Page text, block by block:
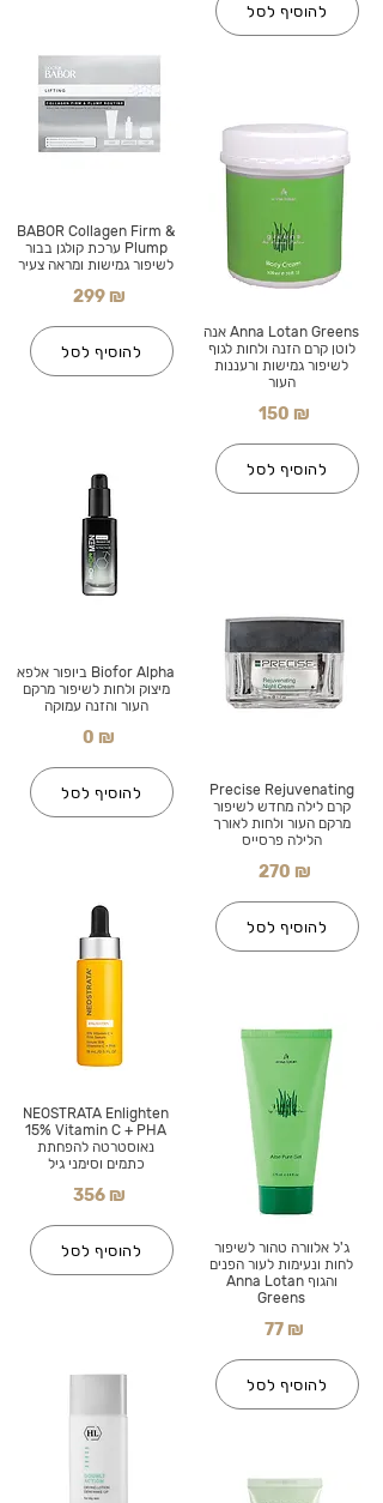
BABOR Collagen Firm &
Plump ערכת קולגן בבור
לשיפור גמישות ומראה צעיר
299 ₪
להוסיף לסל
Biofor Alpha ביופור אלפא
מיצוק ולחות לשיפור מרקם
העור והזנה עמוקה
0 ₪
להוסיף לסל
NEOSTRATA Enlighten
15% Vitamin C + PHA
נאוסטרטה להפחתת
כתמים וסימני גיל
356 ₪
להוסיף לסל
להוסיף לסל
Anna Lotan Greens אנה
לוטן קרם הזנה ולחות לגוף
לשיפור גמישות ורעננות
העור
150 ₪
להוסיף לסל
Precise Rejuvenating
קרם לילה מחדש לשיפור
מרקם העור ולחות לאורך
הלילה פרסייס
270 ₪
להוסיף לסל
ג'ל אלוורה טהור לשיפור
לחות ונעימות לעור הפנים
והגוף Anna Lotan
Greens
77 ₪
להוסיף לסל